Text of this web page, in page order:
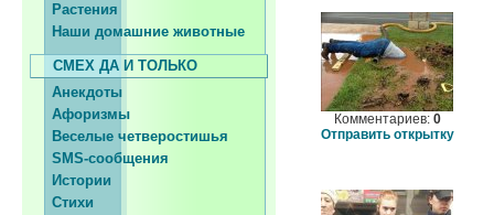
Растения
Наши домашние животные
СМЕХ ДА И ТОЛЬКО
Анекдоты
Афоризмы
Веселые четверостишья
SMS-сообщения
Истории
Стихи
Комментариев: 0
Отправить открытку